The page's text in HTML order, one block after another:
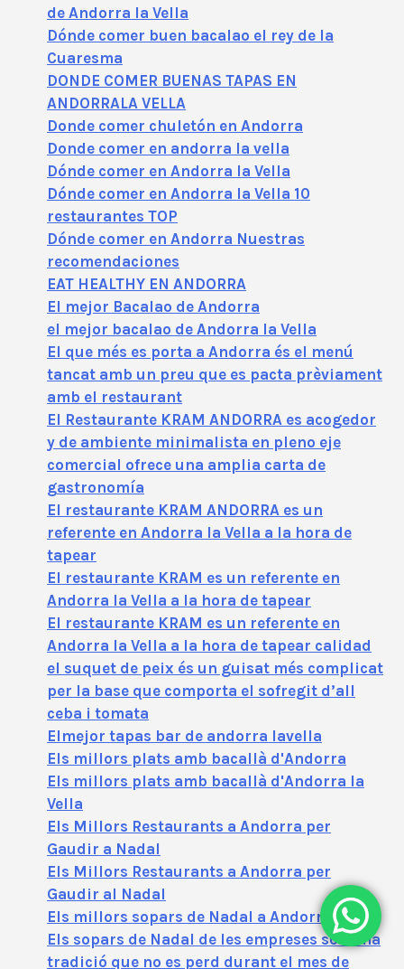
de Andorra la Vella
Dónde comer buen bacalao el rey de la
Cuaresma
DONDE COMER BUENAS TAPAS EN
ANDORRALA VELLA
Donde comer chuletón en Andorra
Donde comer en andorra la vella
Dónde comer en Andorra la Vella
Dónde comer en Andorra la Vella 10
restaurantes TOP
Dónde comer en Andorra Nuestras
recomendaciones
EAT HEALTHY EN ANDORRA
El mejor Bacalao de Andorra
el mejor bacalao de Andorra la Vella
El que més es porta a Andorra és el menú
tancat amb un preu que es pacta prèviament
amb el restaurant
El Restaurante KRAM ANDORRA es acogedor
y de ambiente minimalista en pleno eje
comercial ofrece una amplia carta de
gastronomía
El restaurante KRAM ANDORRA es un
referente en Andorra la Vella a la hora de
tapear
El restaurante KRAM es un referente en
Andorra la Vella a la hora de tapear
El restaurante KRAM es un referente en
Andorra la Vella a la hora de tapear calidad
el suquet de peix és un guisat més complicat
per la base que comporta el sofregit d’all
ceba i tomata
Elmejor tapas bar de andorra lavella
Els millors plats amb bacallà d'Andorra
Els millors plats amb bacallà d'Andorra la
Vella
Els Millors Restaurants a Andorra per
Gaudir a Nadal
Els Millors Restaurants a Andorra per
Gaudir al Nadal
Els millors sopars de Nadal a Andorra
Els sopars de Nadal de les empreses són una
tradició que no es perd durant el mes de